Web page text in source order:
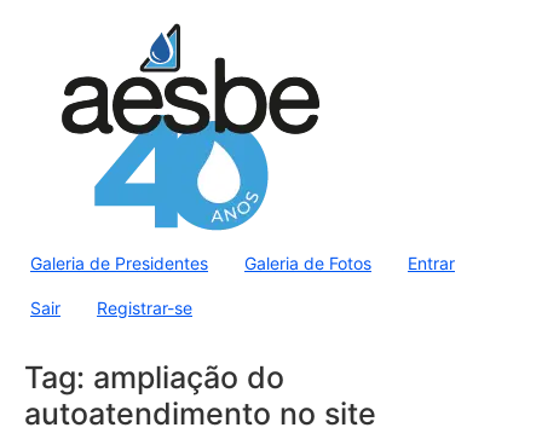
Galeria de Presidentes Galeria de Fotos Entrar
Sair Registrar-se
Tag: ampliação do
autoatendimento no site